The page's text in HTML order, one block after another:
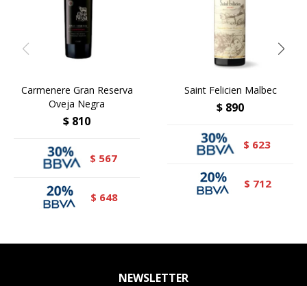
Carmenere Gran Reserva
Oveja Negra
$ 810
$ 567
$ 648
Saint Felicien Malbec
$ 890
$ 623
$ 712
NEWSLETTER